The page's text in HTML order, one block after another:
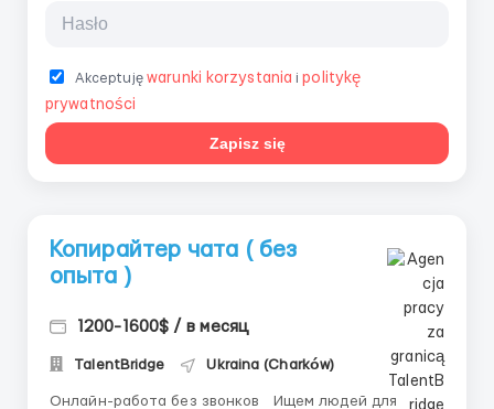
Akceptujęwarunki korzystania i politykę
prywatności
Zapisz się
Копирайтер чата ( без
опыта )
1200-1600$ / в месяц
TalentBridge Ukraina (Charków)
Онлайн-работа без звонков Ищем людей для